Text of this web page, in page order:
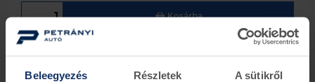
Beleegyezés Részletek A sütikről
Kosárba